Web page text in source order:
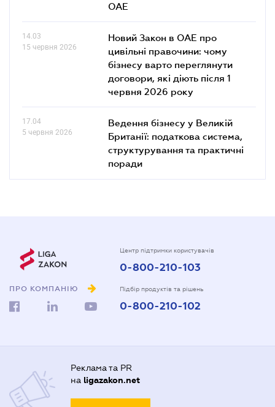
ОАЕ
14.03
15 червня 2026
Новий Закон в ОАЕ про
цивільні правочини: чому
бізнесу варто переглянути
договори, які діють після 1
червня 2026 року
17.04
5 червня 2026
Ведення бізнесу у Великій
Британії: податкова система,
структурування та практичні
поради
ПРО КОМПАНІЮ
Центр підтримки користувачів
0-800-210-103
Підбір продуктів та рішень
0-800-210-102
Реклама та PR
на ligazakon.net